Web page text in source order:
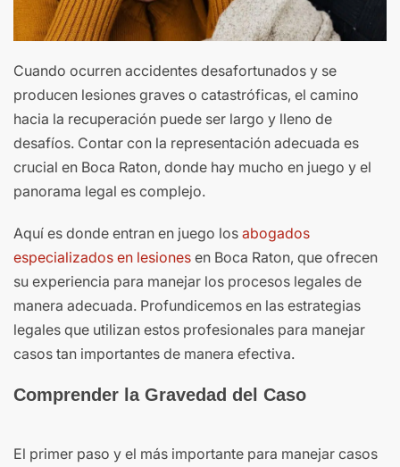
Cuando ocurren accidentes desafortunados y se
producen lesiones graves o catastróficas, el camino
hacia la recuperación puede ser largo y lleno de
desafíos. Contar con la representación adecuada es
crucial en Boca Raton, donde hay mucho en juego y el
panorama legal es complejo.
Aquí es donde entran en juego los abogados
especializados en lesiones en Boca Raton, que ofrecen
su experiencia para manejar los procesos legales de
manera adecuada. Profundicemos en las estrategias
legales que utilizan estos profesionales para manejar
casos tan importantes de manera efectiva.
Comprender la Gravedad del Caso
El primer paso y el más importante para manejar casos